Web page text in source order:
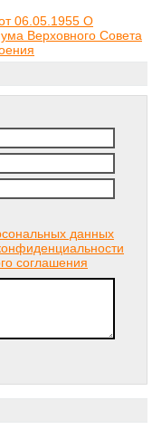
06.05.1955 О
Верховного Совета
данных
соглашения